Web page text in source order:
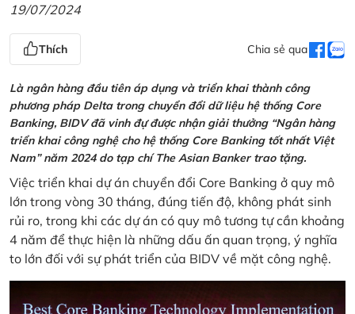
19/07/2024
Thích Chia sẻ qua
Là ngân hàng đầu tiên áp dụng và triển khai thành công
phương pháp Delta trong chuyển đổi dữ liệu hệ thống Core
Banking, BIDV đã vinh đự được nhận giải thưởng “Ngân hàng
triển khai công nghệ cho hệ thống Core Banking tốt nhất Việt
Nam” năm 2024 do tạp chí The Asian Banker trao tặng.
Việc triển khai dự án chuyển đổi Core Banking ở quy mô
lớn trong vòng 30 tháng, đúng tiến độ, không phát sinh
rủi ro, trong khi các dự án có quy mô tương tự cần khoảng
4 năm để thực hiện là những dấu ấn quan trọng, ý nghĩa
to lớn đối với sự phát triển của BIDV về mặt công nghệ.